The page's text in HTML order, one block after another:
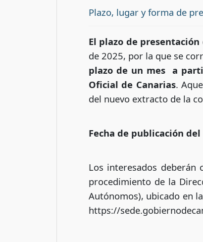
Plazo, lugar y forma de
El plazo de
de 2025, por la que se
plazo de un mes a
Oficial de Canarias.
del nuevo extracto de la
Fecha de publicación
Los interesados
procedimiento de la
Autónomos), ubicado en
https://